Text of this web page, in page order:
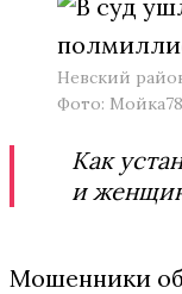
Невский
Фото: Мойка78
Как
и
Мошенники